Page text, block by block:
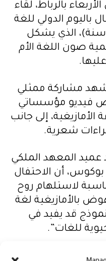
بالرباط، لقاء
باليوم الدولي للغة
كل سنة)، الذي يشكل
صون اللغة الأم
شهد مشاركة ممثلي
فيديو مؤسساتي
إلى جانب
شعرية.
عميد المعهد الملكي
بوكوس، أن الاحتفال
لاستلهام روح
بالأمازيغية لغة
قد يفيد في
للغات”.
يشكل نموذجا يحتدى